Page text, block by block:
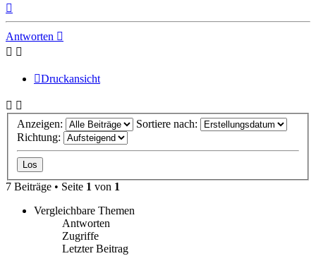
Antworten
Druckansicht
Anzeigen:
Sortiere nach:
Richtung:
7 Beiträge • Seite 1 von 1
Vergleichbare Themen
Antworten
Zugriffe
Letzter Beitrag